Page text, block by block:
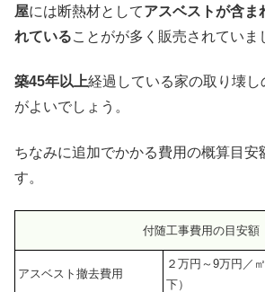
屋には断熱材としてアスベストが含ま
れていることがが多く販売されていま
築45年以上経過している家の取り壊
がよいでしょう。
ちなみに追加でかかる費用の概算目安
す。
付随工事費用の目安額
アスベスト撤去費用
２万円～9万円／
下）